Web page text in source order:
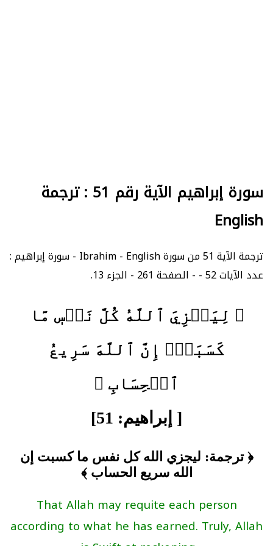
سورة إبراهيم الآية رقم 51 : ترجمة
English
ترجمة الآية 51 من سورة Ibrahim - English - سورة إبراهيم :
عدد الآيات 52 - - الصفحة 261 - الجزء 13.
﴿ لِيَجۡزِيَ ٱللَّهُ كُلَّ نَفۡسٖ مَّا
كَسَبَتۡۚ إِنَّ ٱللَّهَ سَرِيعُ
ٱلۡحِسَابِ ﴾
[ إبراهيم: 51]
﴿ ترجمة: ليجزي الله كل نفس ما كسبت إن
الله سريع الحساب ﴾
That Allah may requite each person
according to what he has earned. Truly, Allah